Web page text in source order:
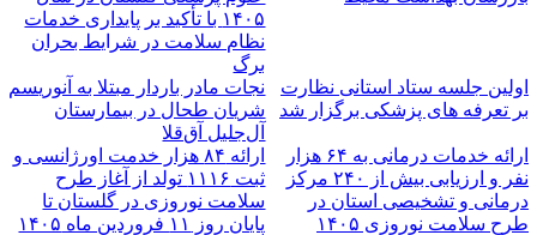
۱۴۰۵ با تأکید بر پایداری خدمات
نظام سلامت در شرایط بحران
برگ
جلسه ستاد استانی نظارت
تعرفه های پزشکی برگزار شد
نجات مادر باردار مبتلا به آنوریسم
شریان طحال در بیمارستان
آل‌جلیل آق‌قلا
ارائه خدمات درمانی به ۶۴ هزار
نفر و ارزیابی بیش از ۲۴۰ مرکز
و تشخیصی استان در
سلامت نوروزی ۱۴۰۵
ارائه ۸۴ هزار خدمت اورژانسی و
ثبت ۱۱۱۶ تولد از آغاز طرح
سلامت نوروزی در گلستان تا
پایان روز ۱۱ فروردین ماه ۱۴۰۵